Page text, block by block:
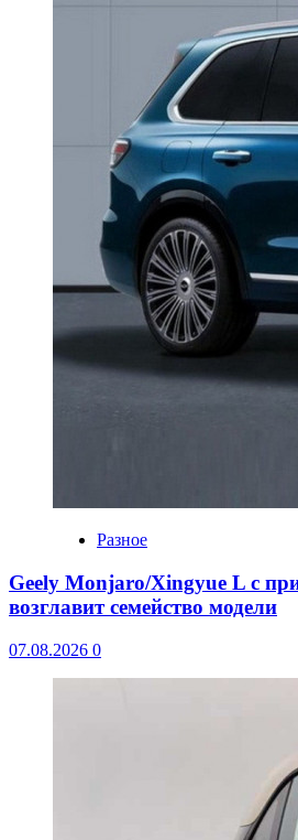
Разное
Geely Monjaro/Xingyue L с
возглавит семейство модели
07.08.2026 0